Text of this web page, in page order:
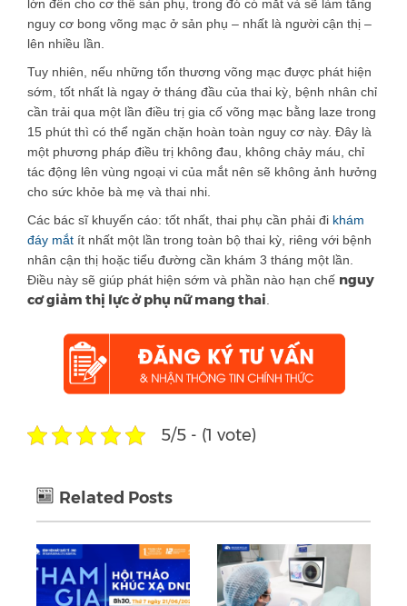
lớn đến cho cơ thể sản phụ, trong đó có mắt và sẽ làm tăng
nguy cơ bong võng mạc ở sản phụ – nhất là người cận thị –
lên nhiều lần.
Tuy nhiên, nếu những tổn thương võng mạc được phát hiện
sớm, tốt nhất là ngay ở tháng đầu của thai kỳ, bệnh nhân chỉ
cần trải qua một lần điều trị gia cố võng mạc bằng laze trong
15 phút thì có thể ngăn chặn hoàn toàn nguy cơ này. Đây là
một phương pháp điều trị không đau, không chảy máu, chỉ
tác động lên vùng ngoại vi của mắt nên sẽ không ảnh hưởng
cho sức khỏe bà mẹ và thai nhi.
Các bác sĩ khuyến cáo: tốt nhất, thai phụ cần phải đi khám
đáy mắt ít nhất một lần trong toàn bộ thai kỳ, riêng với bệnh
nhân cận thị hoặc tiểu đường cần khám 3 tháng một lần.
Điều này sẽ giúp phát hiện sớm và phần nào hạn chế nguy
cơ giảm thị lực ở phụ nữ mang thai
5/5 - (1 vote)
Related Posts